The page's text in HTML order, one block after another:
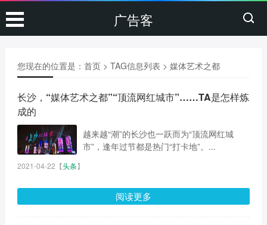
广告客
您现在的位置是： 首页> TAG信息列表 > 媒体艺术之都
长沙，“媒体艺术之都”“顶流网红城市”……TA是怎样炼
成的
越来越“潮”的长沙也一跃而为“顶流网红城
市”，逢年过节都是热门“打卡地”。...
2021-04-22 【头条】
阅读更多